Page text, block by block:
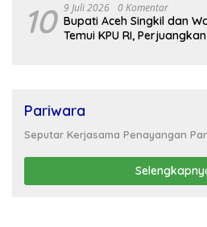
10 9 Juli 2026 0 Komentar
Bupati Aceh Singkil dan
Temui KPU RI,
Pariwara
Seputar Kerjasama Penayangan